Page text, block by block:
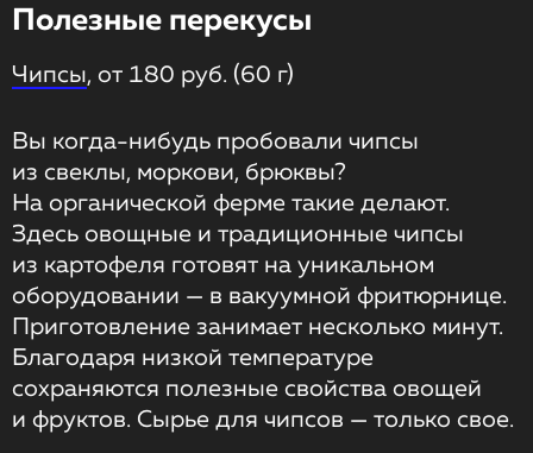
Полезные перекусы
Чипсы, от 180 руб. (60 г)
Вы когда-нибудь пробовали чипсы
из свеклы, моркови, брюквы?
На органической ферме такие делают.
Здесь овощные и традиционные чипсы
из картофеля готовят на уникальном
оборудовании — в вакуумной фритюрнице.
Приготовление занимает несколько минут.
Благодаря низкой температуре
сохраняются полезные свойства овощей
и фруктов. Сырье для чипсов — только свое.